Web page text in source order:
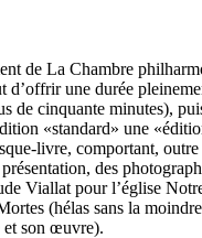
de La Chambre
d’offrir une durée
de cinquante minutes),
«standard» une
livre, comportant, outre
des
Viallat pour l’église
(hélas sans la moindre
et son œuvre).